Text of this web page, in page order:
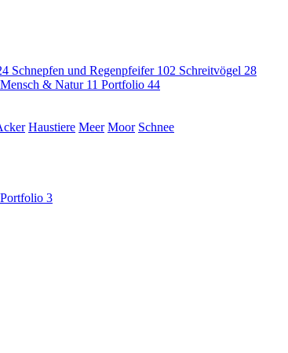
Schnepfen und Regenpfeifer 102 Schreitvögel 28
Mensch & Natur 11 Portfolio 44
Haustiere Meer Moor Schnee
Portfolio 3